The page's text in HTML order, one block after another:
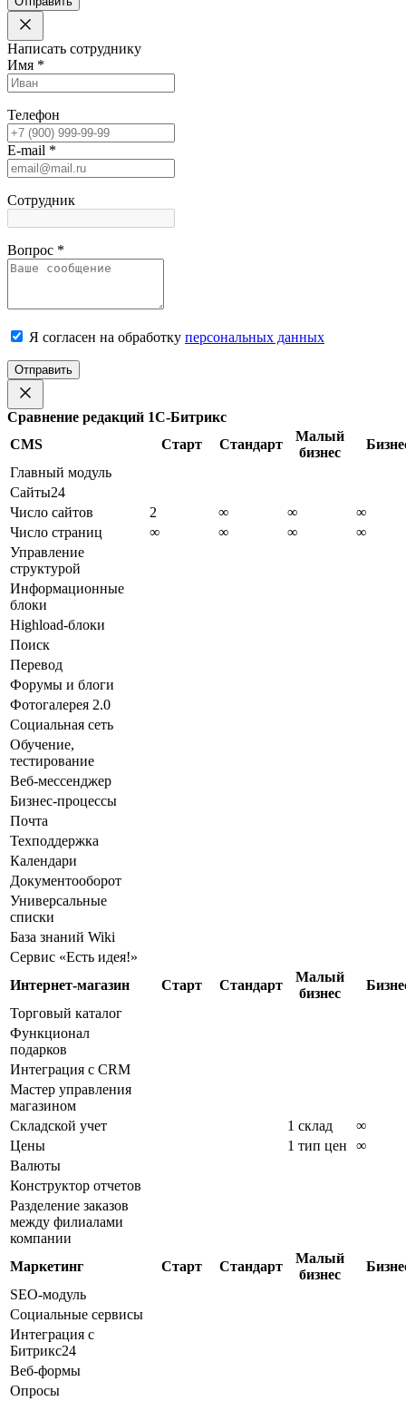
Написать сотруднику
Имя *
Телефон
E-mail *
Сотрудник
Вопрос *
Я согласен на обработку персональных данных
Отправить
Сравнение редакций 1С-Битрикс
CMS
Старт Стандарт
Малый
бизнес
Главный модуль
Сайты24
Число сайтов
2 ∞ ∞
∞
Число страниц
∞ ∞ ∞
∞
Управление
структурой
Информационные
блоки
Highload-блоки
Поиск
Перевод
Форумы и блоги
Фотогалерея 2.0
Социальная сеть
Обучение,
тестирование
Веб-мессенджер
Бизнес-процессы
Почта
Техподдержка
Календари
Документооборот
Универсальные
списки
База знаний Wiki
Сервис «Есть идея!»
Интернет-магазин
Старт Стандарт
Малый
бизнес
Торговый каталог
Функционал
подарков
Интеграция с CRM
Мастер управления
магазином
Складской учет
1 склад
∞
Цены
1 тип цен
∞
Валюты
Конструктор отчетов
Разделение заказов
между филиалами
компании
Маркетинг
Старт Стандарт
Малый
бизнес
SEO-модуль
Социальные сервисы
Интеграция с
Битрикс24
Веб-формы
Опросы